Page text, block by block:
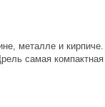
металле и
самая